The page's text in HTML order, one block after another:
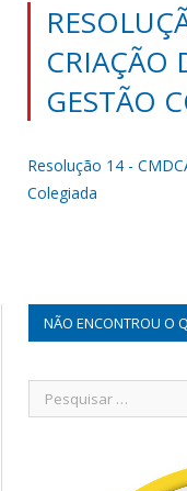
CRIAÇÃO
GESTÃO
Resolução 14 -
Colegiada
NÃO ENCONTROU O